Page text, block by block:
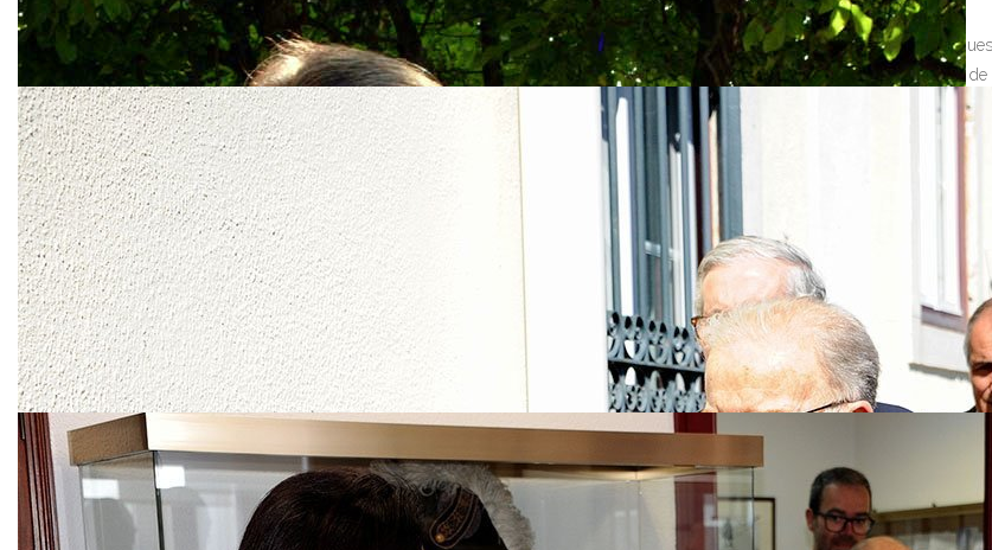
Desde FUNDCERI queremos homenajear hoy a Jorge Sampaio, político y último socialista como Presidente de la República
El Sr. Sam,paio estaba casado y tenía dos hijos. FuePresidente de Portugal entre 1996 y 2006. Cursó Derecho en la Universidad
como diputado por Lisboa en la Asamblea de la República. Entre 1979 y 1984 fue miembro de la Comisión Europea para los
Fue Presidente de la República en 1996 y reelegido en 2001. Le fue concedido el collar de la Orden de Carlos III el 8 de septiembre
de las Naciones Unidas, lo nombró Alto Representante de esta organización internacional para la Alianza de Civilizaciones.
“Señor Presidente, es un honor para Extremadura su deferencia en acompañarnos en este periodo ya cercano al término de
esa circunstancia temporal, no me resisto a hacer una consideración más personal, porque además de un honor, es
suya. Mi relación institucional ha sido, estimo, fructífera para mi región; y mi relación personal con Su Excelencia muy
conocimos mejor en los fríos pasillos de Bruselas, cuando Su Excelencia era todavía Alcalde de Lisboa. Allí ya mantuvimos
Europa y una relación cordial, aunque no demasiado frecuente. Por eso debo señalar que sus deferencias para con
Presidente son fruto de su buena disposición y su sensibilidad para con nuestro trabajo. Quiero que sepa, Sr. Presidente,
seguirá encontrando en Extremadura unos verdaderos amigos; más amigos, si cabe, porque no será ya una relación
tierra con un viejo amigo y, si me permite la efusión personal, la relación de dos viejos amigos.Dos viejos amigos que se han
Palabras pronunciadas porJuan Carlos Rodríguez Ibarra en la VI edición del encuentro “Ágora. El debate peninsular” en el año